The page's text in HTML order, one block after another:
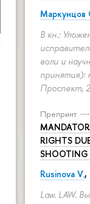
Маркунцов
В кн.:
воли и
принятия):
Проспект,
Препринт
RIGHTS
SHOOTING
Rusinova V.,
Law. LAW.